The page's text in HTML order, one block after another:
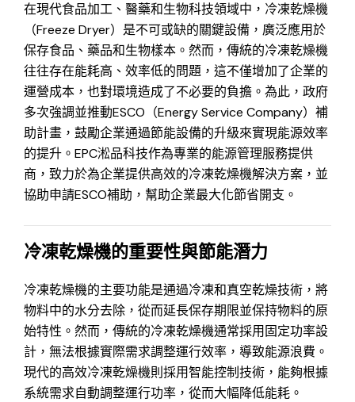
在現代食品加工、醫藥和生物科技領域中，冷凍乾燥機
（Freeze Dryer）是不可或缺的關鍵設備，廣泛應用於
保存食品、藥品和生物樣本。然而，傳統的冷凍乾燥機
往往存在能耗高、效率低的問題，這不僅增加了企業的
運營成本，也對環境造成了不必要的負擔。為此，政府
多次強調並推動ESCO（Energy Service Company）補
助計畫，鼓勵企業通過節能設備的升級來實現能源效率
的提升。EPC淞品科技作為專業的能源管理服務提供
商，致力於為企業提供高效的冷凍乾燥機解決方案，並
協助申請ESCO補助，幫助企業最大化節省開支。
冷凍乾燥機的重要性與節能潛力
冷凍乾燥機的主要功能是通過冷凍和真空乾燥技術，將
物料中的水分去除，從而延長保存期限並保持物料的原
始特性。然而，傳統的冷凍乾燥機通常採用固定功率設
計，無法根據實際需求調整運行效率，導致能源浪費。
現代的高效冷凍乾燥機則採用智能控制技術，能夠根據
系統需求自動調整運行功率，從而大幅降低能耗。